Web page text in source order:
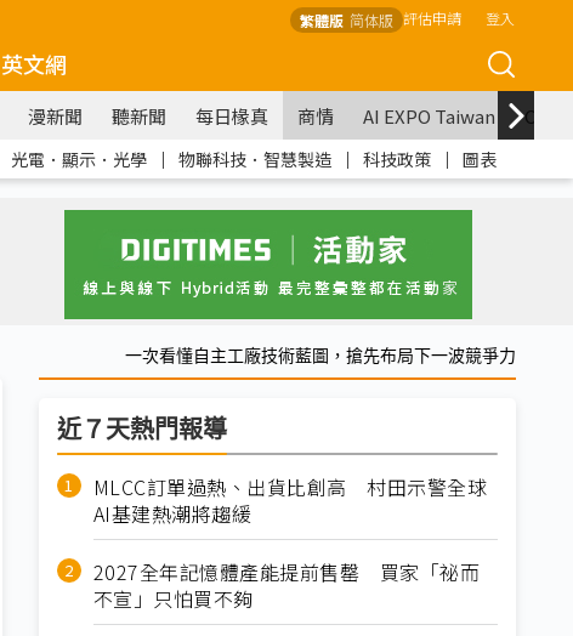
繁體版 简体版 評估申請 登入
英文網
漫新聞 聽新聞 每日椽真 商情 AI EXPO Taiwan
光電．顯示．光學 ｜ 物聯科技．智慧製造 ｜ 科技政策 ｜ 圖表
一次看懂自主工廠技術藍圖，搶先布局下一波競爭力
近７天熱門報導
MLCC訂單過熱、出貨比創高 村田示警全球
AI基建熱潮將趨緩
2027全年記憶體產能提前售罄 買家「祕而
不宣」只怕買不夠